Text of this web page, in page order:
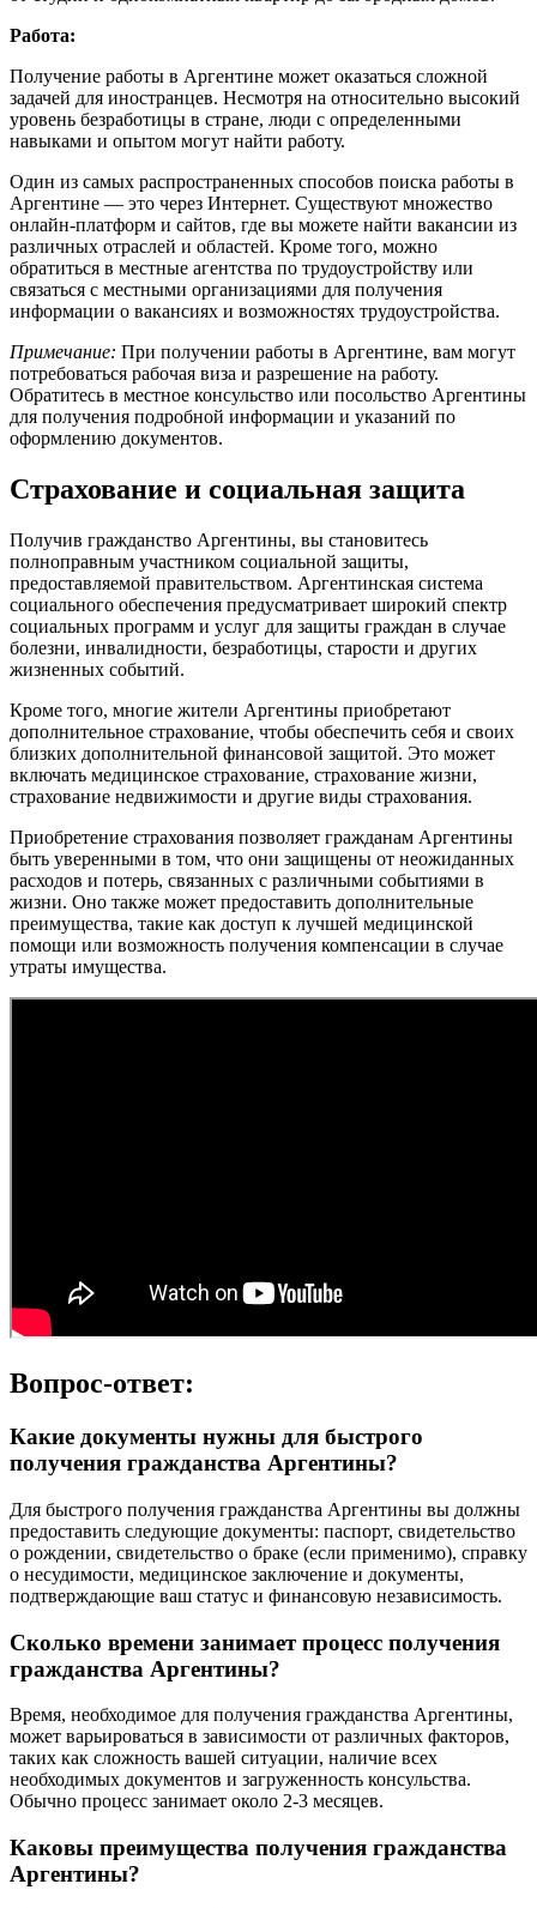
Работа:
Получение работы в Аргентине может оказаться сложной
задачей для иностранцев. Несмотря на относительно высокий
уровень безработицы в стране, люди с определенными
навыками и опытом могут найти работу.
Один из самых распространенных способов поиска работы в
Аргентине — это через Интернет. Существуют множество
онлайн-платформ и сайтов, где вы можете найти вакансии из
различных отраслей и областей. Кроме того, можно
обратиться в местные агентства по трудоустройству или
связаться с местными организациями для получения
информации о вакансиях и возможностях трудоустройства.
Примечание: При получении работы в Аргентине, вам могут
потребоваться рабочая виза и разрешение на работу.
Обратитесь в местное консульство или посольство Аргентины
для получения подробной информации и указаний по
оформлению документов.
Страхование и социальная защита
Получив гражданство Аргентины, вы становитесь
полноправным участником социальной защиты,
предоставляемой правительством. Аргентинская система
социального обеспечения предусматривает широкий спектр
социальных программ и услуг для защиты граждан в случае
болезни, инвалидности, безработицы, старости и других
жизненных событий.
Кроме того, многие жители Аргентины приобретают
дополнительное страхование, чтобы обеспечить себя и своих
близких дополнительной финансовой защитой. Это может
включать медицинское страхование, страхование жизни,
страхование недвижимости и другие виды страхования.
Приобретение страхования позволяет гражданам Аргентины
быть уверенными в том, что они защищены от неожиданных
расходов и потерь, связанных с различными событиями в
жизни. Оно также может предоставить дополнительные
преимущества, такие как доступ к лучшей медицинской
помощи или возможность получения компенсации в случае
утраты имущества.
Вопрос-ответ:
Какие документы нужны для быстрого
получения гражданства Аргентины?
Для быстрого получения гражданства Аргентины вы должны
предоставить следующие документы: паспорт, свидетельство
о рождении, свидетельство о браке (если применимо), справку
о несудимости, медицинское заключение и документы,
подтверждающие ваш статус и финансовую независимость.
Сколько времени занимает процесс получения
гражданства Аргентины?
Время, необходимое для получения гражданства Аргентины,
может варьироваться в зависимости от различных факторов,
таких как сложность вашей ситуации, наличие всех
необходимых документов и загруженность консульства.
Обычно процесс занимает около 2-3 месяцев.
Каковы преимущества получения гражданства
Аргентины?